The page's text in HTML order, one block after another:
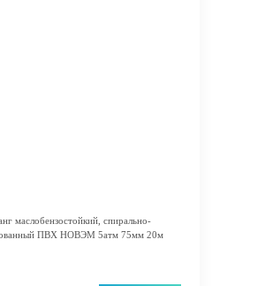
маслобензостойкий, спирально-
ПВХ НОВЭМ 5атм 75мм 20м